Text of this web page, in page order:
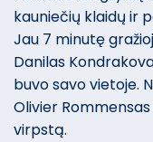
kauniečių klaidų ir
Jau 7 minutę
Danilas
buvo savo vietoje.
Olivier
virpstą.